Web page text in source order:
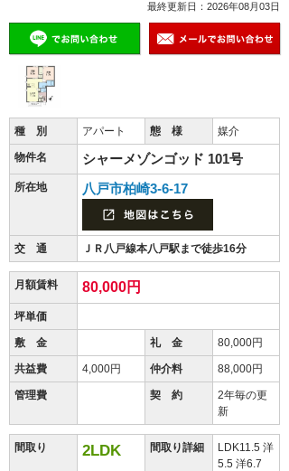
最終更新日：2026年08月03日
種 別 アパート 態 様 媒介
物件名 シャーメゾンゴッド 101号
所在地 八戸市柏崎3-6-17
交 通 ＪＲ八戸線本八戸駅まで徒歩16分
月額賃料 80,000円
坪単価
敷 金 礼 金 80,000円
共益費 4,000円 仲介料 88,000円
管理費 契 約
2年毎の更
新
間取り 2LDK 間取り詳細
LDK11.5 洋
5.5 洋6.7